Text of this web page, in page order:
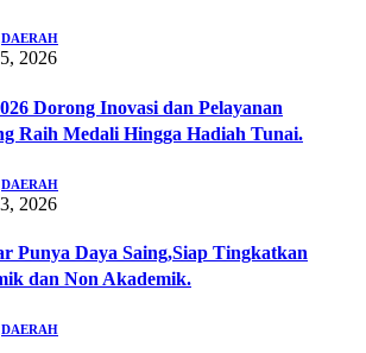
DAERAH
2026
Dorong Inovasi dan Pelayanan
Raih Medali Hingga Hadiah Tunai.
DAERAH
2026
Punya Daya Saing,Siap Tingkatkan
dan Non Akademik.
DAERAH